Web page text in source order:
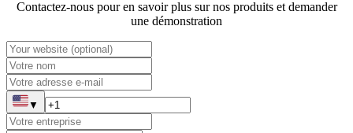
Contactez-nous pour en savoir plus sur nos produits et demander
une démonstration
▼